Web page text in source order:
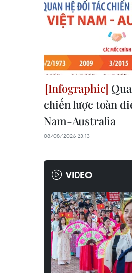
chiến lược toàn
Nam-Australia
08/08/2026 23:13
VIDEO